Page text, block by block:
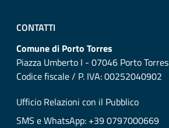
CONTATTI
Comune di Porto Torres
Piazza Umberto I - 07046 Porto Torres
Codice fiscale / P. IVA: 00252040902
Ufficio Relazioni con il Pubblico
SMS e WhatsApp: +39 0797000669